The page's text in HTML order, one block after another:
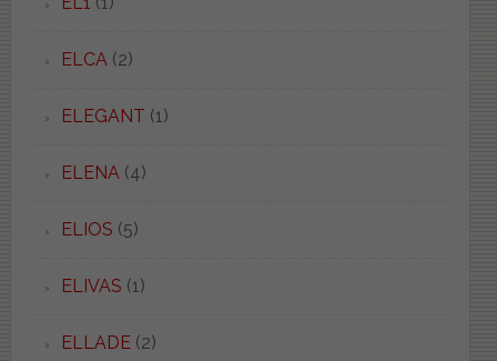
ELCA(2)
ELEGANT (1)
ELENA(4)
ELIOS (5)
ELIVAS (1)
ELLADE(2)